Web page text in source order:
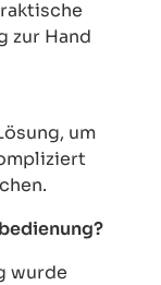
zur Hand
um
wurde